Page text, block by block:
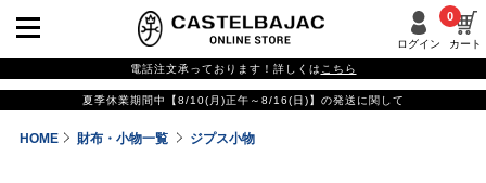
ログイン カート
0
電話注文承っております！詳しくは こちら
夏季休業期間中【8/10(月)正午～8/16(日)】の発送に関して
HOME 財布・小物一覧 ジプス小物